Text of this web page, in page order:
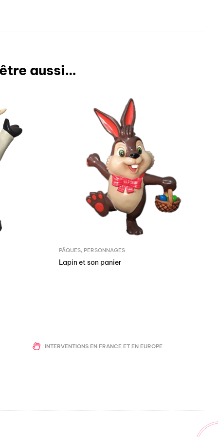
aussi…
PÂQUES, PERSONNAGES
Lapin et son panier
INTERVENTIONS EN FRANCE ET EN EUROPE